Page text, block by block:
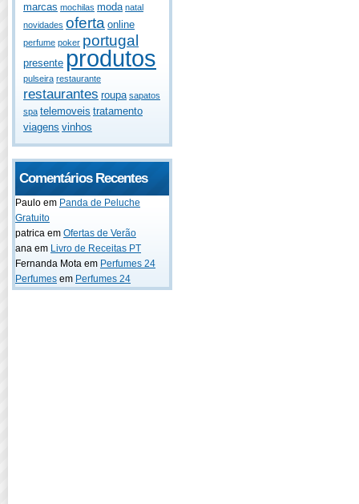
marcas mochilas moda natal
novidades oferta online
perfume poker portugal
presente produtos
pulseira restaurante
restaurantes roupa sapatos
spa telemoveis tratamento
viagens vinhos
Comentários Recentes
Paulo em Panda de Peluche
Gratuito
patrica em Ofertas de Verão
ana em Livro de Receitas PT
Fernanda Mota em Perfumes 24
Perfumes em Perfumes 24